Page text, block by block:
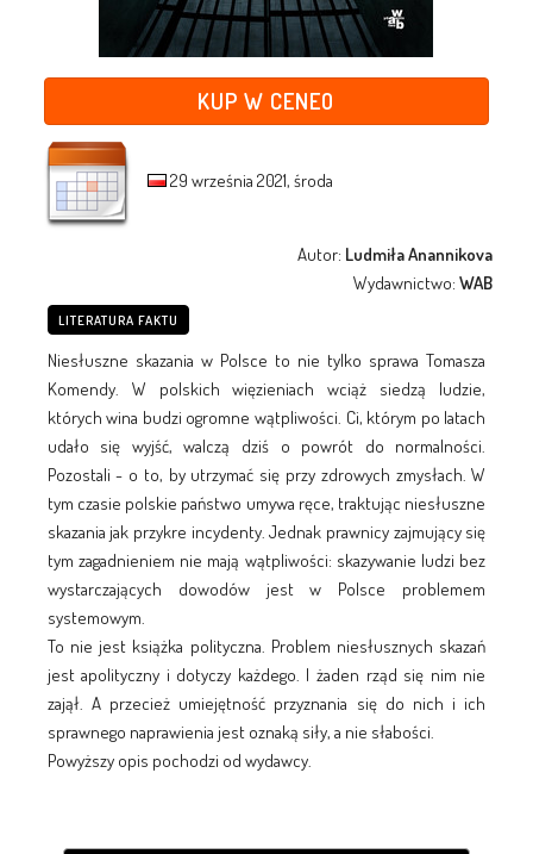
KUP W CENEO
29 września 2021, środa
Autor: Ludmiła Anannikova
Wydawnictwo:WAB
LITERATURA FAKTU
Niesłuszne skazania w Polsce to nie tylko sprawa Tomasza
Komendy. W polskich więzieniach wciąż siedzą ludzie,
których wina budzi ogromne wątpliwości. Ci, którym po latach
udało się wyjść, walczą dziś o powrót do normalności.
Pozostali - o to, by utrzymać się przy zdrowych zmysłach. W
tym czasie polskie państwo umywa ręce, traktując niesłuszne
skazania jak przykre incydenty. Jednak prawnicy zajmujący się
tym zagadnieniem nie mają wątpliwości: skazywanie ludzi bez
wystarczających dowodów jest w Polsce problemem
systemowym.
To nie jest książka polityczna. Problem niesłusznych skazań
jest apolityczny i dotyczy każdego. I żaden rząd się nim nie
zajął. A przecież umiejętność przyznania się do nich i ich
sprawnego naprawienia jest oznaką siły, a nie słabości.
Powyższy opis pochodzi od wydawcy.